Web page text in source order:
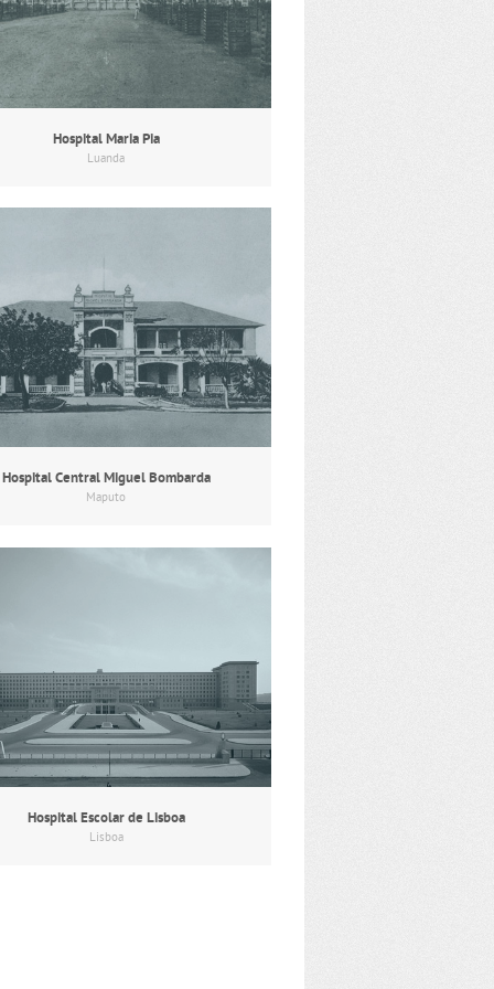
Hospital Maria Pia
Luanda
Hospital Central Miguel Bombarda
Maputo
Hospital Escolar de Lisboa
Lisboa